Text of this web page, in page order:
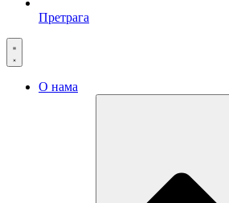
Претрага
О нама